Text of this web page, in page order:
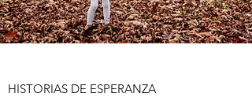
HISTORIAS DE ESPERANZA